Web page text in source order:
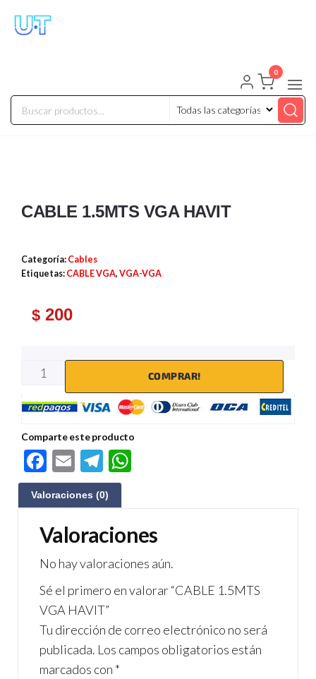
0
CABLE 1.5MTS VGA HAVIT
Categoría: Cables
Etiquetas: CABLE VGA, VGA-VGA
$ 200
COMPRAR!
Comparte este producto
F
ac
e
b
o
o
k
E
m
ail
Te
le
gr
a
m
s
A
p
p
Valoraciones (0)
Valoraciones
No hay valoraciones aún.
Sé el primero en valorar “CABLE 1.5MTS
VGA HAVIT”
Tu dirección de correo electrónico no será
publicada. Los campos obligatorios están
marcados con *